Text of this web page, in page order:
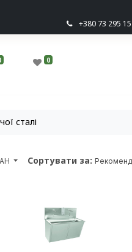
+380 73 295
0
сталі
Сортувати за: